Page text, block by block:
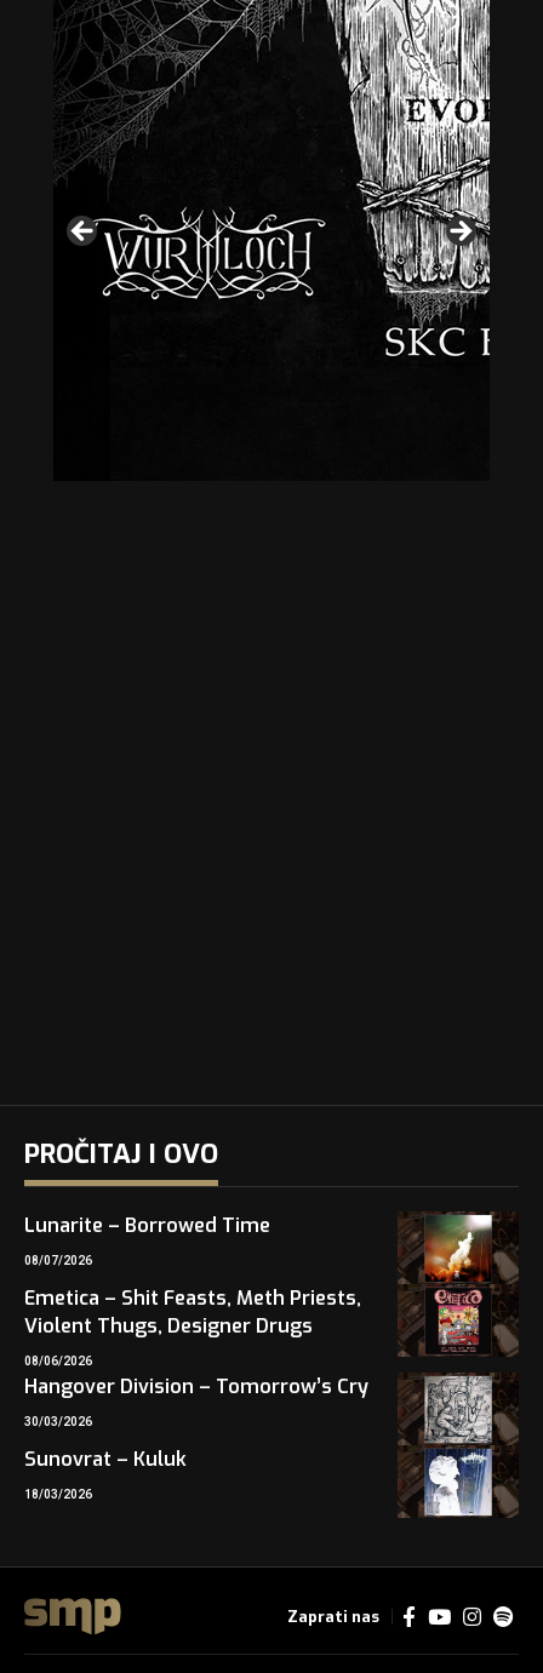
PROČITAJ I OVO
Lunarite – Borrowed Time
08/07/2026
Emetica – Shit Feasts, Meth Priests,
Violent Thugs, Designer Drugs
08/06/2026
Hangover Division – Tomorrow’s Cry
30/03/2026
Sunovrat – Kuluk
18/03/2026
Zaprati nas